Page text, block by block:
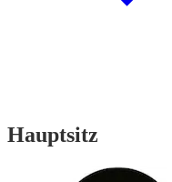
Hauptsitz